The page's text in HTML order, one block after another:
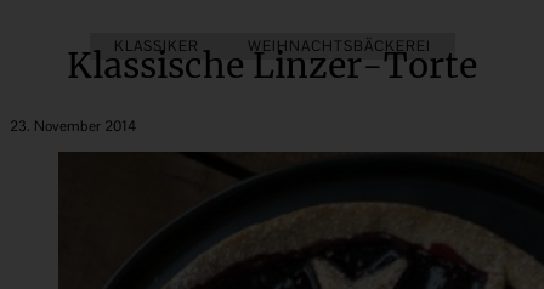
KLASSIKER WEIHNACHTSBÄCKEREI
Klassische Linzer-Torte
23. November 2014